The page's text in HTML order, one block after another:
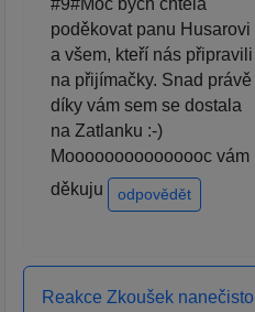
#9#Moc bych chtěla
poděkovat panu Husarovi
a všem, kteří nás připravili
na přijímačky. Snad právě
díky vám sem se dostala
na Zatlanku :-)
Mooooooooooooooc vám
děkuju
odpovědět
Reakce Zkoušek nanečisto